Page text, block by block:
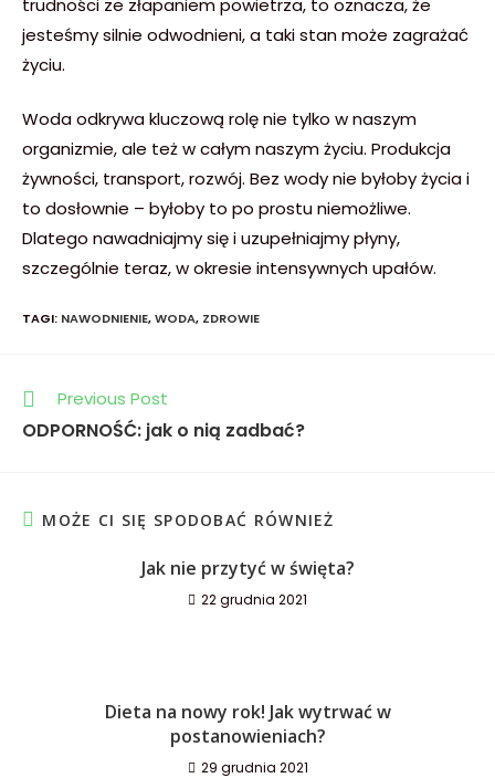
jesteśmy silnie odwodnieni, a taki stan może zagrażać
życiu.
Woda odkrywa kluczową rolę nie tylko w naszym
organizmie, ale też w całym naszym życiu. Produkcja
żywności, transport, rozwój. Bez wody nie byłoby życia i
to dosłownie – byłoby to po prostu niemożliwe.
Dlatego nawadniajmy się i uzupełniajmy płyny,
szczególnie teraz, w okresie intensywnych upałów.
TAGI: NAWODNIENIE,WODA, ZDROWIE
Previous Post
ODPORNOŚĆ: jak o nią zadbać?
MOŻE CI SIĘ SPODOBAĆ RÓWNIEŻ
Jak nie przytyć w święta?
22 grudnia 2021
Dieta na nowy rok! Jak wytrwać w
postanowieniach?
29 grudnia 2021